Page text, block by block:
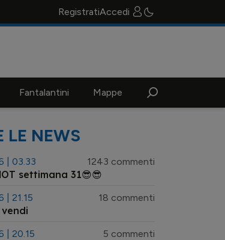
RegistratiAccedi
Fantalantini Mappe
LE NEWS
| 03.33 1243 commenti
settimana 31😎😎
| 21.15 18 commenti
| 20.15 5 commenti